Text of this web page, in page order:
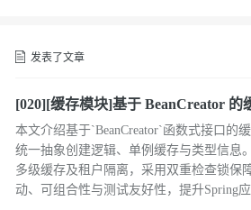
发表了文章
[020][缓存模块]基于 BeanCreator 的
设计与实践
本文介绍基于`BeanCreator`函数式接口的
统一抽象创建逻辑、单例缓存与类型信息。
多级缓存及租户隔离，采用双重检查锁保
动、可组合性与测试友好性，提升Spring